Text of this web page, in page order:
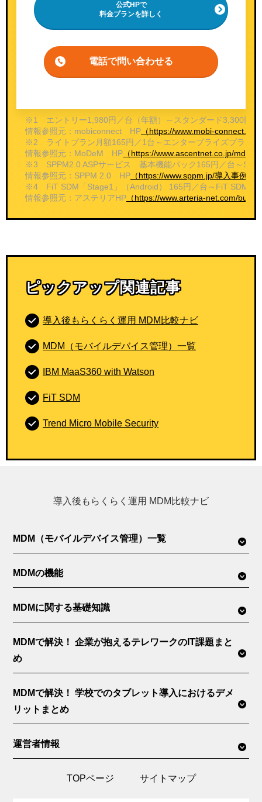
公式HPで
料金プランを詳しく
電話で問い合わせる
※1 エントリー1,980円／台（年額）～スタンダード3,300円
情報参照元：mobiconnect HP （https://www.mobi-
※2 ライトプラン月額165円／1台～エンタープライズプラン
情報参照元：MoDeM HP （https://www.ascentnet.co.jp/mdm-
※3 SPPM2.0 ASPサービス 基本機能パック165円／台～
情報参照元：SPPM 2.0 HP （https://www.sppm.jp/導入事例・
※4 FiT SDM「Stage1」（Android） 165円／台～FiT SDM「
情報参照元：アステリアHP （https://www.arteria-net.com/
ピックアップ関連記事
導入後もらくらく運用 MDM比較ナビ
MDM（モバイルデバイス管理）一覧
IBM MaaS360 with Watson
FiT SDM
Trend Micro Mobile Security
導入後もらくらく運用 MDM比較ナビ
MDM（モバイルデバイス管理）一覧
MDMの機能
MDMに関する基礎知識
MDMで解決！ 企業が抱えるテレワークのIT課題まと
め
MDMで解決！ 学校でのタブレット導入におけるデメ
リットまとめ
運営者情報
TOPページ サイトマップ